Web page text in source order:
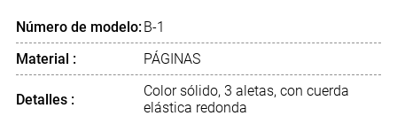
Número de modelo:B-1
Material :
PÁGINAS
Detalles :
Color sólido, 3 aletas, con cuerda
elástica redonda